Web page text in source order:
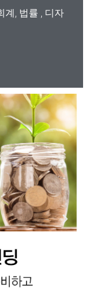
계, 법률 , 디자